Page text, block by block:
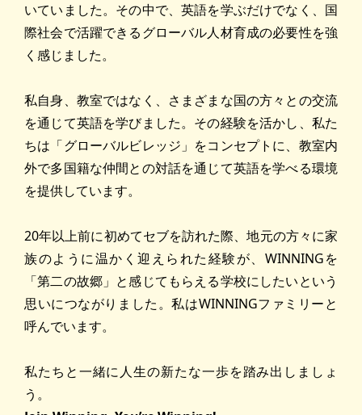
いていました。その中で、英語を学ぶだけでなく、国
際社会で活躍できるグローバル人材育成の必要性を強
く感じました。
私自身、教室ではなく、さまざまな国の方々との交流
を通じて英語を学びました。その経験を活かし、私た
ちは「グローバルビレッジ」をコンセプトに、教室内
外で多国籍な仲間との対話を通じて英語を学べる環境
を提供しています。
20年以上前に初めてセブを訪れた際、地元の方々に家
族のように温かく迎えられた経験が、WINNINGを
「第二の故郷」と感じてもらえる学校にしたいという
思いにつながりました。私はWINNINGファミリーと
呼んでいます。
私たちと一緒に人生の新たな一歩を踏み出しましょ
う。